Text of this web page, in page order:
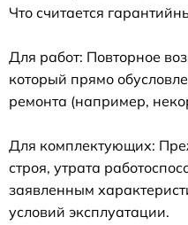
Что считается
Для работ: Повторное
который прямо
ремонта (например,
Для комплектующих:
строя, утрата
заявленным
условий эксплуатации.